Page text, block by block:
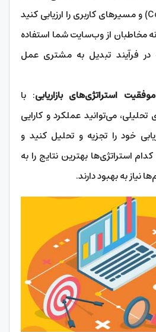
(Conversion Rate) و مسیرهای کاربری را ارزیابی کنید
مخاطبان از وب‌سایت شما استفاده
فرآیند تبدیل به مشتری عمل
استراتژی‌های بازاریابی: با
تحلیلی، می‌توانید عملکرد و کارایی
خود را تجزیه و تحلیل کنید و
استراتژی‌ها بهترین نتایج را به
نیاز به بهبود دارند.